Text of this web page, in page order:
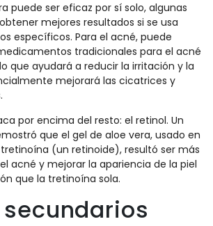
puede ser eficaz por sí solo, algunas
mejores resultados si se usa
específicos. Para el acné, puede
tradicionales para el acné
que ayudará a reducir la irritación y la
mejorará las cicatrices y
por encima del resto: el retinol. Un
que el gel de aloe vera, usado en
(un retinoide), resultó ser más
acné y mejorar la apariencia de la piel
que la tretinoína sola.